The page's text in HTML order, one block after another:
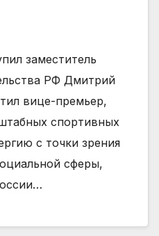
заместитель
РФ Дмитрий
вице-премьер,
спортивных
с точки зрения
сферы,